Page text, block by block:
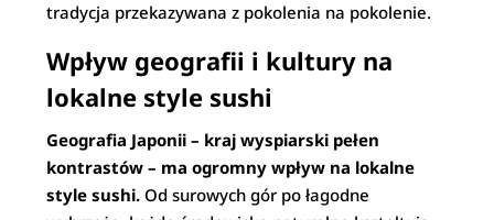
tradycja przekazywana z pokolenia na pokolenie.
Wpływ geografii i kultury na
lokalne style sushi
Geografia Japonii – kraj wyspiarski pełen
kontrastów – ma ogromny wpływ na lokalne
style sushi. Od surowych gór po łagodne